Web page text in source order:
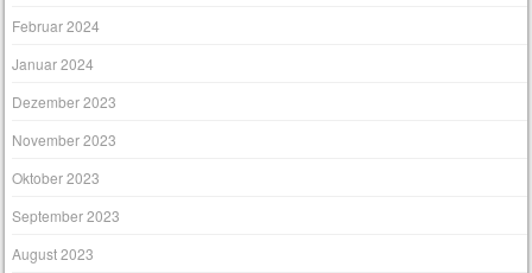
Februar 2024
Januar 2024
Dezember 2023
November 2023
Oktober 2023
September 2023
August 2023